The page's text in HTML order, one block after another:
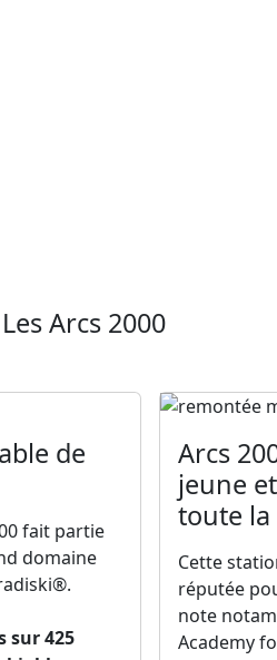
Arcs 2000
de
fait partie
domaine
sur 425
Arcs
jeune
toute
Cette
réputée
note
Academy